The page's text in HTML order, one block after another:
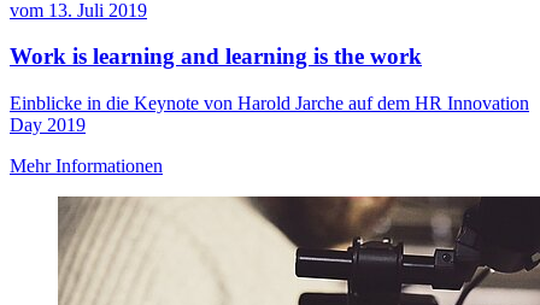
vom 13. Juli 2019
Work is learning and learning is the work
Einblicke in die Keynote von Harold Jarche auf dem HR Innovation
Day 2019
Mehr Informationen